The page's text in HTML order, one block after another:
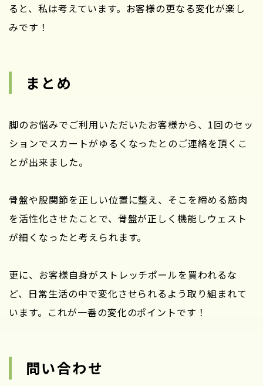
ると、私は考えています。お客様の更なる変化が楽し
みです！
まとめ
脚のお悩みでご利用いただいたお客様から、1回のセッ
ションでスカートがゆるくなったとのご連絡を頂くこ
とが出来ました。
骨盤や股関節を正しい位置に整え、そこを締める筋肉
を活性化させたことで、骨盤が正しく機能しウェスト
が細くなったと考えられます。
更に、お客様自身がストレッチポールを買われるな
ど、日常生活の中で変化させられるよう取り組まれて
います。これが一番の変化のポイントです！
問い合わせ